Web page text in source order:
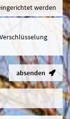
werden
absenden